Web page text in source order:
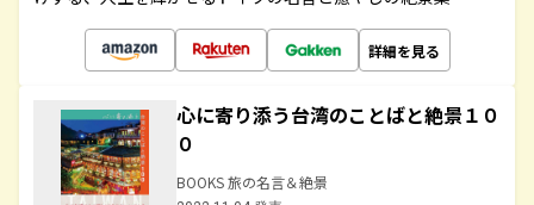
詳細を見る
心に寄り添う台湾のことばと絶景１０
０
BOOKS 旅の名言＆絶景